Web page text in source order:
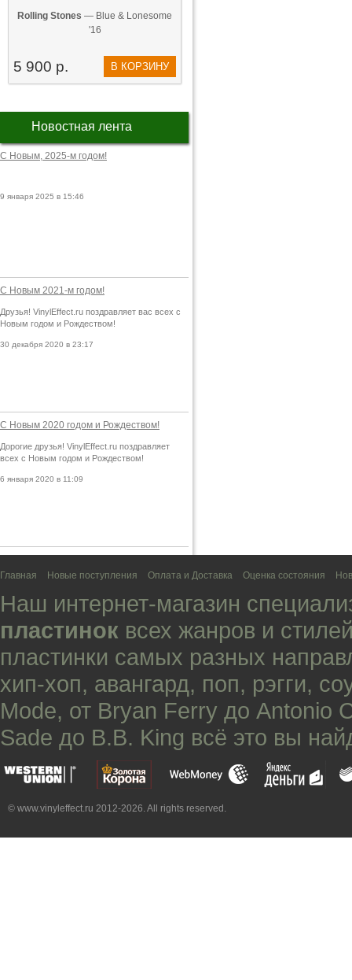
Rolling Stones — Blue & Lonesome
'16
5 900 р. В КОРЗИНУ
Новостная лента
С Новым, 2025-м годом!
9 января 2025 в 15:46
С Новым 2021-м годом!
Друзья! VinylEffect.ru поздравляет вас всех с
Новым годом и Рождеством!
30 декабря 2020 в 23:17
С Новым 2020 годом и Рождеством!
Дорогие друзья! VinylEffect.ru поздравляет
всех с Новым годом и Рождеством!
6 января 2020 в 11:09
Главная Новые поступления Оплата и Доставка Оценка состояния
Наш интернет-магазин
пластинок всех жанров и
пластинки самых разных
хип-хоп, авангард, поп, рэгги,
Mode, от Bryan Ferry до Antonio
Sade до B.B. King всё это вы
© www.vinyleffect.ru 2012-2026. All rights reserved.